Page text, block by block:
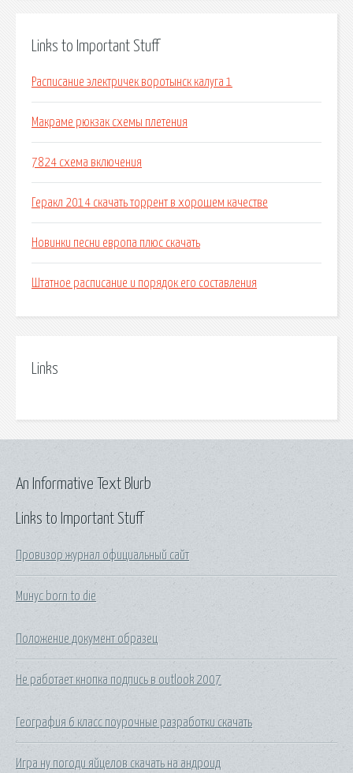
Links to Important Stuff
Расписание электричек воротынск калуга 1
Макраме рюкзак схемы плетения
7824 схема включения
Геракл 2014 скачать торрент в хорошем качестве
Новинки песни европа плюс скачать
Штатное расписание и порядок его составления
Links
Links to Important Stuff
Провизор журнал официальный сайт
Минус born to die
Положение документ образец
Не работает кнопка подпись в outlook 2007
География 6 класс поурочные разработки скачать
Игра ну погоди яйцелов скачать на андроид
An Informative Text Blurb